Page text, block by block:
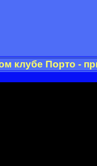
клубе Порто -